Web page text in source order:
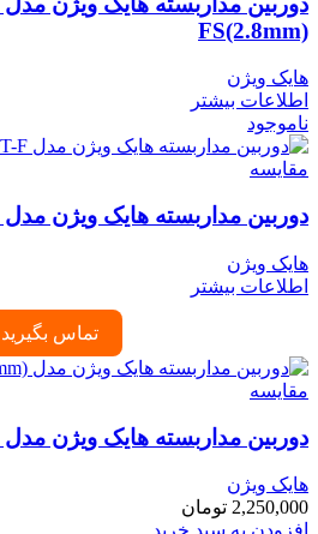
FS(2.8mm)
هایک ویژن
اطلاعات بیشتر
ناموجود
مقایسه
دوربین مداربسته هایک ویژن مدل DS-2CE10DF0T-F
هایک ویژن
اطلاعات بیشتر
تماس بگیرید
مقایسه
دوربین مداربسته هایک ویژن مدل DS-2CE16D0T-ITPF
هایک ویژن
2,250,000 تومان